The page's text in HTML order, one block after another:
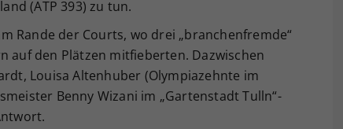
(ATP 393) zu tun.
Rande der Courts, wo drei „branchenfremde“
auf den Plätzen mitfieberten. Dazwischen
Louisa Altenhuber (Olympiazehnte im
Benny Wizani im „Gartenstadt Tulln“-